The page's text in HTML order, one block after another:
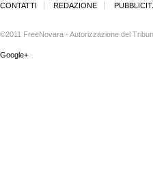
CONTATTI REDAZIONE
©2011 FreeNovara - Autorizzazione del
Google+